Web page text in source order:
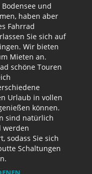
und
haben aber
Fahrrad
Sie sich auf
Wir bieten
Mieten an.
schöne Touren
Urlaub in vollen
können.
sind natürlich
werden
sodass Sie sich
Schaltungen